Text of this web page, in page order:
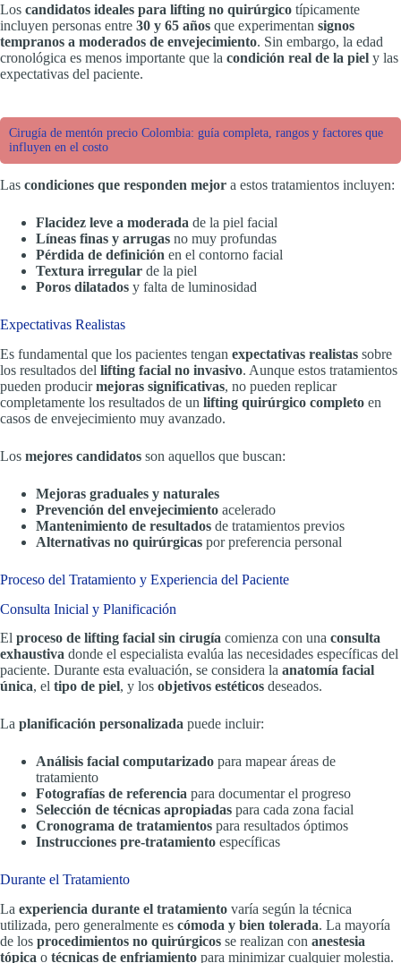
Los candidatos ideales para lifting no quirúrgico típicamente
incluyen personas entre 30 y 65 años que experimentan signos
tempranos a moderados de envejecimiento. Sin embargo, la edad
cronológica es menos importante que la condición real de la piel y las
expectativas del paciente.
Cirugía de mentón precio Colombia: guía completa, rangos y factores que
influyen en el costo
Las condiciones que responden mejor a estos tratamientos incluyen:
Flacidez leve a moderada de la piel facial
Líneas finas y arrugas no muy profundas
Pérdida de definición en el contorno facial
Textura irregular de la piel
Poros dilatados y falta de luminosidad
Expectativas Realistas
Es fundamental que los pacientes tengan expectativas realistas sobre
los resultados del lifting facial no invasivo. Aunque estos tratamientos
pueden producirmejoras significativas, no pueden replicar
completamente los resultados de un lifting quirúrgico completo en
casos de envejecimiento muy avanzado.
Los mejores candidatos son aquellos que buscan:
Mejoras graduales y naturales
Prevención del envejecimiento acelerado
Mantenimiento de resultados de tratamientos previos
Alternativas no quirúrgicas por preferencia personal
Proceso del Tratamiento y Experiencia del Paciente
Consulta Inicial y Planificación
El proceso de lifting facial sin cirugía comienza con una consulta
exhaustiva donde el especialista evalúa las necesidades específicas del
paciente. Durante esta evaluación, se considera la anatomía facial
única, el tipo de piel, y los objetivos estéticos deseados.
La planificación personalizada puede incluir:
Análisis facial computarizado para mapear áreas de
tratamiento
Fotografías de referencia para documentar el progreso
Selección de técnicas apropiadas para cada zona facial
Cronograma de tratamientos para resultados óptimos
Instrucciones pre-tratamiento específicas
Durante el Tratamiento
La experiencia durante el tratamiento varía según la técnica
utilizada, pero generalmente es cómoda y bien tolerada. La mayoría
de los procedimientos no quirúrgicos se realizan con anestesia
tópica o técnicas de enfriamiento para minimizar cualquier molestia.